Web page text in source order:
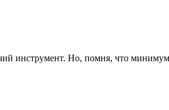
инструмент. Но, помня, что